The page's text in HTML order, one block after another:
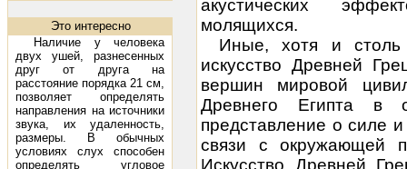
Это интересно
Наличие у человека
двух ушей, разнесенных
друг от друга на
расстояние порядка 21 см,
позволяет определять
направления на источники
звука, их удаленность,
размеры. В обычных
условиях слух способен
определять угловое
акустических
молящихся.
Иные, хотя и столь
искусство Древней
вершин мировой
Древнего Египта в
представление о силе
связи с окружающей
Искусство Древней